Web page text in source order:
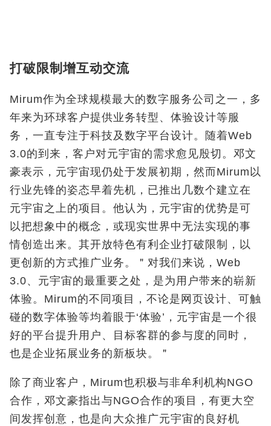
打破限制增互动交流
Mirum作为全球规模最大的数字服务公司之一，多
年来为环球客户提供业务转型、体验设计等服
务，一直专注于科技及数字平台设计。随着Web
3.0的到来，客户对元宇宙的需求愈见殷切。 邓文
豪表示，元宇宙现仍处于发展初期，然而Mirum以
行业先锋的姿态早着先机，已推出几数个建立在
元宇宙之上的项目。他认为，元宇宙的优势是可
以把想象中的概念，或现实世界中无法实现的事
情创造出来。其开放特色有利企业打破限制，以
更创新的方式推广业务。＂对我们来说， Web
3.0、元宇宙的最重要之处，是为用户带来的崭新
体验。 Mirum的不同项目，不论是网页设计、可触
碰的数字体验等均着眼于‘体验’，元宇宙是一个很
好的平台提升用户、目标客群的参与度的同时，
也是企业拓展业务的新板块。＂
除了商业客户，Mirum也积极与非牟利机构NGO
合作，邓文豪指出与NGO合作的项目，有更大空
间发挥创意，也是向大众推广元宇宙的良好机